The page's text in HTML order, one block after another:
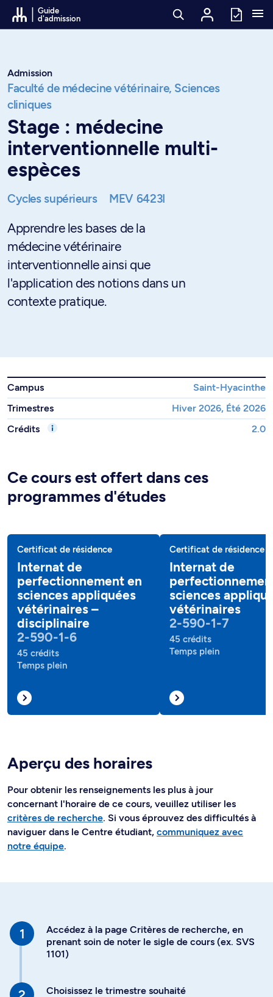
Passer au contenu
Guide
d'admission
Admission
Faculté de médecine vétérinaire, Sciences
cliniques
Stage : médecine
interventionnelle multi-
espèces
Cycles supérieurs MEV 6423I
Apprendre les bases de la
médecine vétérinaire
interventionnelle ainsi que
l'application des notions dans un
contexte pratique.
Campus
Saint-Hyacinthe
Trimestres
Hiver 2026, Été 2026
Crédits
2.0
Ce cours est offert dans ces
programmes d'études
Certificat de résidence
Internat de
perfectionnement en
sciences appliquées
vétérinaires –
disciplinaire
2-590-1-6
45 crédits
Temps plein
Certificat de résidence
Internat de
sciences
vétérinaires
2-590-1-7
45 crédits
Temps plein
Aperçu des horaires
Pour obtenir les renseignements les plus à jour
concernant l'horaire de ce cours, veuillez utiliser les
critères de recherche. Si vous éprouvez des difficultés à
naviguer dans le Centre étudiant, communiquez avec
notre équipe.
Accédez à la page Critères de recherche, en
prenant soin de noter le sigle de cours (ex. SVS
1101)
Choisissez le trimestre souhaité